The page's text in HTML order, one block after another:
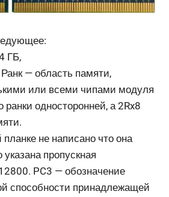
ГБ,
— область памяти,
или всеми чипами модуля
ранки односторонней, а 2Rx8
не написано что она
указана пропускная
PC3 — обозначение
способности принадлежащей